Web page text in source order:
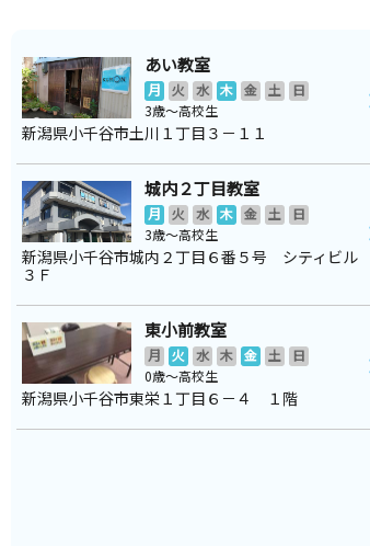
あい教室
月 火 水 木 金 土
日
3歳～高校生
新潟県小千谷市土川１丁目３－１１
城内２丁目教室
月 火 水 木 金 土
日
3歳～高校生
新潟県小千谷市城内２丁目６番５号 シティビル
３Ｆ
東小前教室
月 火 水 木 金 土
日
0歳～高校生
新潟県小千谷市東栄１丁目６－４ １階